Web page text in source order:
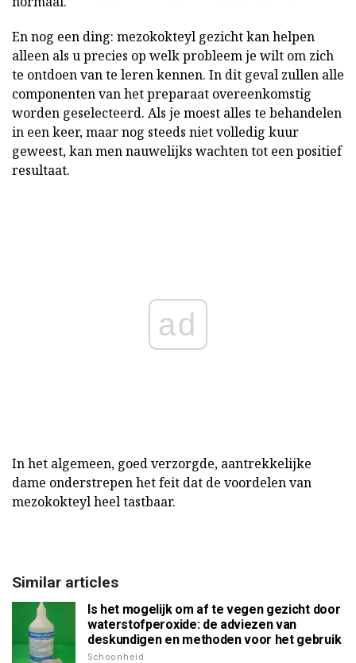
En nog een ding: mezokokteyl gezicht kan helpen
alleen als u precies op welk probleem je wilt om zich
te ontdoen van te leren kennen. In dit geval zullen alle
componenten van het preparaat overeenkomstig
worden geselecteerd. Als je moest alles te behandelen
in een keer, maar nog steeds niet volledig kuur
geweest, kan men nauwelijks wachten tot een positief
resultaat.
ad
In het algemeen, goed verzorgde, aantrekkelijke
dame onderstrepen het feit dat de voordelen van
mezokokteyl heel tastbaar.
Similar articles
Is het mogelijk om af te vegen gezicht door
waterstofperoxide: de adviezen van
deskundigen en methoden voor het gebruik
Schoonheid